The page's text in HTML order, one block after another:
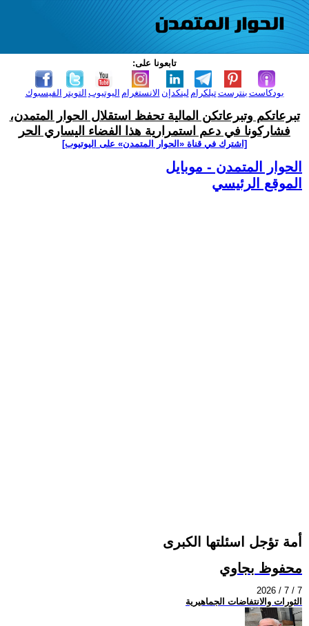
تابعونا على:
الفيسبوك التويتر اليوتيوب الانستغرام لينكدإن تيلكرامبنترست بودكاست
تبرعاتكم وتبرعاتكن المالية تحفظ استقلال الحوار المتمدن،
فشاركونا في دعم استمرارية هذا الفضاء اليساري الحر
[اشترك في قناة ‫«الحوار المتمدن» على اليوتيوب]
الحوار المتمدن - موبايل
الموقع الرئيسي
أمة تؤجل اسئلتها الكبرى
محفوظ بجاوي
2026 / 7 / 7
الثورات والانتفاضات الجماهيرية